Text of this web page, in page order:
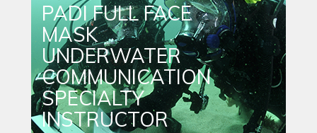
PADI FULL FACE
MASK
UNDERWATER
COMMUNICATION
SPECIALTY
INSTRUCTOR